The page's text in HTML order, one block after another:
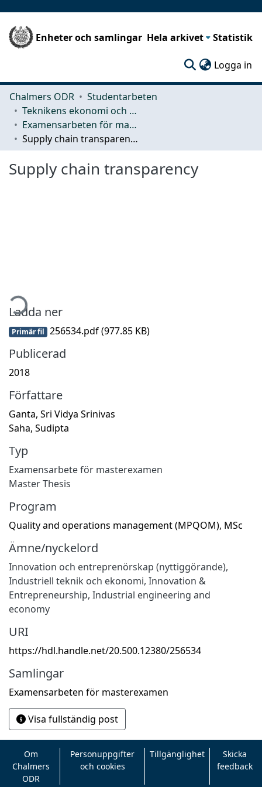
Enheter och samlingar Hela arkivet Statistik
Logga in
Chalmers ODR
Studentarbeten
Teknikens ekonomi och organisation
Examensarbeten för masterexamen
Supply chain transparency
Supply chain transparency
Ladda ner
Primär fil 256534.pdf(977.85 KB)
Publicerad
2018
Författare
Ganta, Sri Vidya Srinivas
Saha, Sudipta
Typ
Examensarbete för masterexamen
Master Thesis
Program
Quality and operations management (MPQOM), MSc
Ämne/nyckelord
Innovation och entreprenörskap (nyttiggörande),
Industriell teknik och ekonomi, Innovation &
Entrepreneurship, Industrial engineering and
economy
URI
https://hdl.handle.net/20.500.12380/256534
Samlingar
Examensarbeten för masterexamen
Visa fullständig post
Om
Chalmers
ODR
Personuppgifter
och cookies
Tillgänglighet
Skicka
feedback